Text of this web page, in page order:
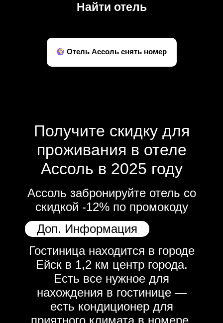
Найти отель
Отель Ассоль снять номер
Получите скидку для
проживания в отеле
Ассоль в 2025 году
Ассоль забронируйте отель со
скидкой -12% по промокоду
Доп. Информация
Гостиница находится в городе
Ейск в 1,2 км центр города.
Есть все нужное для
нахождения в гостинице —
есть кондиционер для